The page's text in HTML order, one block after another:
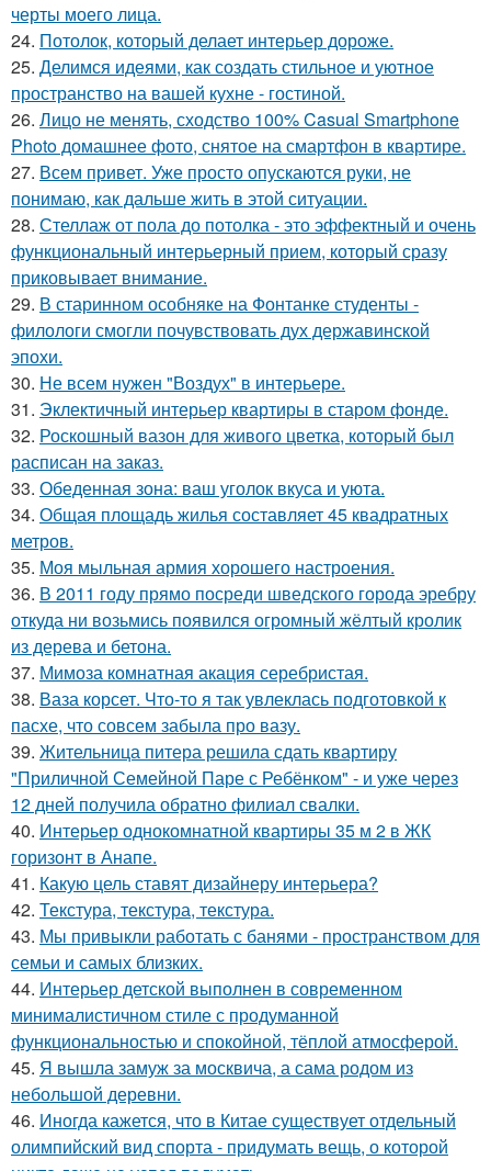
черты моего лица.
24. Потолок, который делает интерьер дороже.
25. Делимся идеями, как создать стильное и уютное
пространство на вашей кухне - гостиной.
26. Лицо не менять, сходство 100% Casual Smartphone
Photo домашнее фото, снятое на смартфон в квартире.
27. Всем привет. Уже просто опускаются руки, не
понимаю, как дальше жить в этой ситуации.
28. Стеллаж от пола до потолка - это эффектный и очень
функциональный интерьерный прием, который сразу
приковывает внимание.
29. В старинном особняке на Фонтанке студенты -
филологи смогли почувствовать дух державинской
эпохи.
30. Не всем нужен "Воздух" в интерьере.
31. Эклектичный интерьер квартиры в старом фонде.
32. Роскошный вазон для живого цветка, который был
расписан на заказ.
33. Обеденная зона: ваш уголок вкуса и уюта.
34. Общая площадь жилья составляет 45 квадратных
метров.
35. Моя мыльная армия хорошего настроения.
36. В 2011 году прямо посреди шведского города эребру
откуда ни возьмись появился огромный жёлтый кролик
из дерева и бетона.
37. Мимоза комнатная акация серебристая.
38. Ваза корсет. Что-то я так увлеклась подготовкой к
пасхе, что совсем забыла про вазу.
39. Жительница питера решила сдать квартиру
"Приличной Семейной Паре с Ребёнком" - и уже через
12 дней получила обратно филиал свалки.
40. Интерьер однокомнатной квартиры 35 м 2 в ЖК
горизонт в Анапе.
41. Какую цель ставят дизайнеру интерьера?
42. Текстура, текстура, текстура.
43. Мы привыкли работать с банями - пространством для
семьи и самых близких.
44. Интерьер детской выполнен в современном
минималистичном стиле с продуманной
функциональностью и спокойной, тёплой атмосферой.
45. Я вышла замуж за москвича, а сама родом из
небольшой деревни.
46. Иногда кажется, что в Китае существует отдельный
олимпийский вид спорта - придумать вещь, о которой